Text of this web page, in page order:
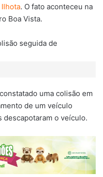
Ilhota. O fato aconteceu na
Boa Vista.
uma colisão em
de um veículo
descapotaram o veículo.